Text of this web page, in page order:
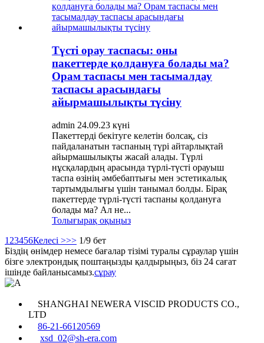
Түсті орау таспасы: оны
пакеттерде қолдануға болады ма?
Орам таспасы мен тасымалдау
таспасы арасындағы
айырмашылықты түсіну
admin 24.09.23 күні
Пакеттерді бекітуге келетін болсақ, сіз
пайдаланатын таспаның түрі айтарлықтай
айырмашылықты жасай алады. Түрлі
нұсқалардың арасында түрлі-түсті орауыш
таспа өзінің әмбебаптығы мен эстетикалық
тартымдылығы үшін танымал болды. Бірақ
пакеттерде түрлі-түсті таспаны қолдануға
болады ма? Ал не...
Толығырақ оқыңыз
1 23456Келесі >>> 1/9 бет
Біздің өнімдер немесе бағалар тізімі туралы сұраулар үшін
бізге электрондық поштаңызды қалдырыңыз, біз 24 сағат
ішінде байланысамыз.сұрау
SHANGHAI NEWERA VISCID PRODUCTS CO.,
LTD
86-21-66120569
xsd_02@sh-era.com